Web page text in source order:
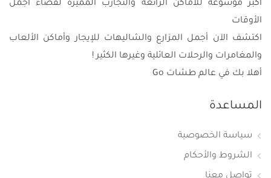
أكبر موسوعة للأماكن الرائعة والتجارب المميزة لقضاء أجمل
الأوقات
اكتشف الآن أجمل المزارع والشاليهات للإيجار وأماكن الألعاب
والمغامرات والرحلات العائلية وغيرها الكثير !
أهلا بك في عالم طشات Go
المساعدة
سياسة الخصوصية
الشروط والأحكام